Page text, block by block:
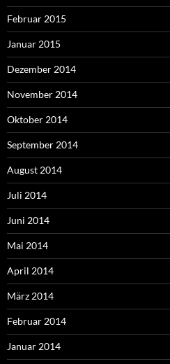
Februar 2015
Januar 2015
Dezember 2014
November 2014
Oktober 2014
September 2014
August 2014
Juli 2014
Juni 2014
Mai 2014
April 2014
März 2014
Februar 2014
Januar 2014